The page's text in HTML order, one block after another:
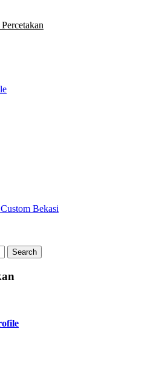
4439-5599 (Call/WA)
jasa cetak banner buku yasin
nota spanduk stiker undangan
Bekasi